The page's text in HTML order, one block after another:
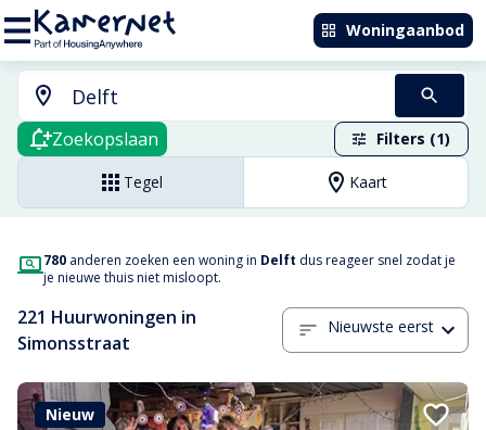
Woningaanbod
Zoekopslaan Filters (1)
Tegel Kaart
780 anderen zoeken een woning in Delft dus reageer snel zodat je
je nieuwe thuis niet misloopt.
221 Huurwoningen in
Simonsstraat
Nieuwste eerst
Nieuw